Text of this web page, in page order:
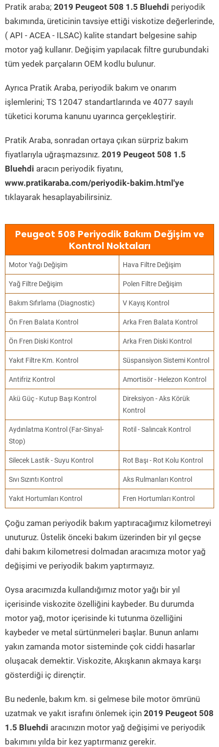
Pratik araba; 2019 Peugeot 508 1.5 Bluehdi periyodik
bakımında, üreticinin tavsiye ettiği viskotize değerlerinde,
( API - ACEA - ILSAC) kalite standart belgesine sahip
motor yağ kullanır. Değişim yapılacak filtre gurubundaki
tüm yedek parçaların OEM kodlu bulunur.
Ayrıca Pratik Araba, periyodik bakım ve onarım
işlemlerini; TS 12047 standartlarında ve 4077 sayılı
tüketici koruma kanunu uyarınca gerçekleştirir.
Pratik Araba, sonradan ortaya çıkan sürpriz bakım
fiyatlarıyla uğraşmazsınız. 2019 Peugeot 508 1.5
Bluehdi aracın periyodik fiyatını,
www.pratikaraba.com/periyodik-bakim.html'ye
tıklayarak hesaplayabilirsiniz.
Peugeot 508 Periyodik Bakım Değişim ve
Kontrol Noktaları
Motor Yağı Değişim Hava Filtre Değişim
Yağ Filtre Değişim Polen Filtre Değişim
Bakım Sıfırlama (Diagnostic) V Kayış Kontrol
Ön Fren Balata Kontrol Arka Fren Balata Kontrol
Ön Fren Diski Kontrol Arka Fren Diski Kontrol
Yakıt Filtre Km. Kontrol Süspansiyon Sistemi Kontrol
Antifriz Kontrol Amortisör - Helezon Kontrol
Akü Güç - Kutup Başı Kontrol
Direksiyon - Aks Körük
Kontrol
Aydınlatma Kontrol (Far-Sinyal-
Stop)
Rotil - Salıncak Kontrol
Silecek Lastik - Suyu Kontrol Rot Başı - Rot Kolu Kontrol
Sıvı Sızıntı Kontrol Aks Rulmanları Kontrol
Yakıt Hortumları Kontrol Fren Hortumları Kontrol
Çoğu zaman periyodik bakım yaptıracağımız kilometreyi
unuturuz. Üstelik önceki bakım üzerinden bir yıl geçse
dahi bakım kilometresi dolmadan aracımıza motor yağ
değişimi ve periyodik bakım yaptırmayız.
Oysa aracımızda kullandığımız motor yağı bir yıl
içerisinde viskozite özelliğini kaybeder. Bu durumda
motor yağ, motor içerisinde ki tutunma özelliğini
kaybeder ve metal sürtünmeleri başlar. Bunun anlamı
yakın zamanda motor sisteminde çok ciddi hasarlar
oluşacak demektir. Viskozite, Akışkanın akmaya karşı
gösterdiği iç dirençtir.
Bu nedenle, bakım km. si gelmese bile motor ömrünü
uzatmak ve yakıt israfını önlemek için 2019 Peugeot 508
1.5 Bluehdi aracınızın motor yağ değişimi ve periyodik
bakımını yılda bir kez yaptırmanız gerekir.